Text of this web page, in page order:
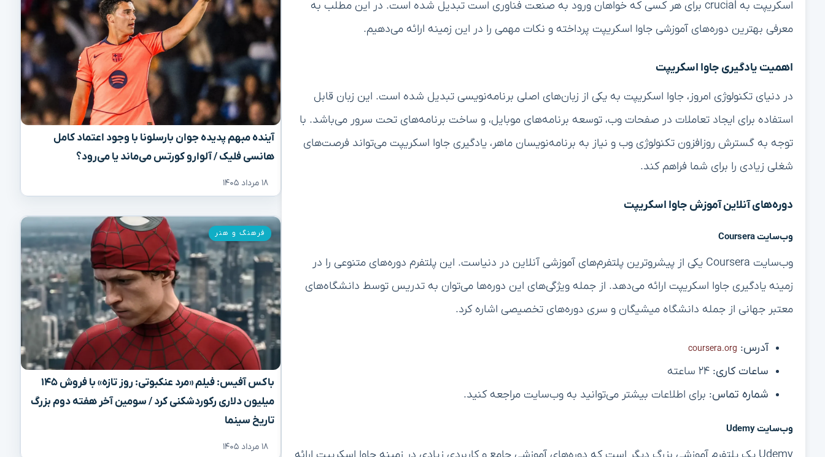
آینده مبهم پدیده جوان بارسلونا با وجود اعتماد کامل
هانسی فلیک / آلوارو کورتس می‌ماند یا می‌رود؟
۱۸ مرداد ۱۴۰۵
باکس آفیس: فیلم «مرد عنکبوتی: روز تازه» با فروش ۱۴۵
میلیون دلاری رکوردشکنی کرد / سومین آخر هفته دوم بزرگ
تاریخ سینما
۱۸ مرداد ۱۴۰۵
فرهنگ و هنر
اسکریپت به crucial برای هر کسی که خواهان ورود به صنعت فناوری است تبدیل شده است. در این مطلب به
معرفی بهترین دوره‌های آموزشی جاوا اسکریپت پرداخته و نکات مهمی را در این زمینه ارائه می‌دهیم.
اهمیت یادگیری جاوا اسکریپت
در دنیای تکنولوژی امروز، جاوا اسکریپت به یکی از زبان‌های اصلی برنامه‌نویسی تبدیل شده است. این زبان قابل
استفاده برای ایجاد تعاملات در صفحات وب، توسعه برنامه‌های موبایل، و ساخت برنامه‌های تحت سرور می‌باشد. با
توجه به گسترش روزافزون تکنولوژی وب و نیاز به برنامه‌نویسان ماهر، یادگیری جاوا اسکریپت می‌تواند فرصت‌های
شغلی زیادی را برای شما فراهم کند.
دوره‌های آنلاین آموزش جاوا اسکریپت
وب‌سایت Coursera
وب‌سایت Coursera یکی از پیشروترین پلتفرم‌های آموزشی آنلاین در دنیاست. این پلتفرم دوره‌های متنوعی را در
زمینه یادگیری جاوا اسکریپت ارائه می‌دهد. از جمله ویژگی‌های این دوره‌ها می‌توان به تدریس توسط دانشگاه‌های
معتبر جهانی از جمله دانشگاه میشیگان و سری دوره‌های تخصیصی اشاره کرد.
آدرس: coursera.org
ساعات کاری: ۲۴ ساعته
شماره تماس: برای اطلاعات بیشتر می‌توانید به وب‌سایت مراجعه کنید.
وب‌سایت Udemy